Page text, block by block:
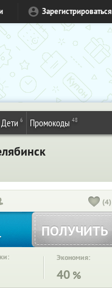
Зарегистрироваться
Дети 6 Промокоды 48
(4)
ПОЛУЧИТЬ
Экономия:
40 %